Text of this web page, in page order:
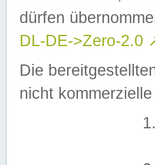
dürfen
DL-DE->Zero-2.0
Die
nicht